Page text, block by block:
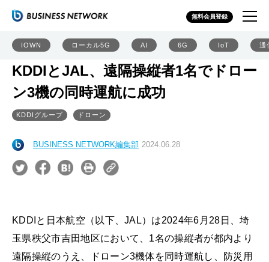
無料会員登録
IOWN ローカル5G AI 6G IoT 通
KDDIとJAL、遠隔操縦者1名でドロー
ン3機の同時運航に成功
KDDIグループ ドローン
BUSINESS NETWORK編集部 2024.06.28
KDDIと日本航空（以下、JAL）は2024年6月28日、埼
玉県秩父市吉田地区において、1名の操縦者が都内より
遠隔操縦のうえ、ドローン3機体を同時運航し、防災用